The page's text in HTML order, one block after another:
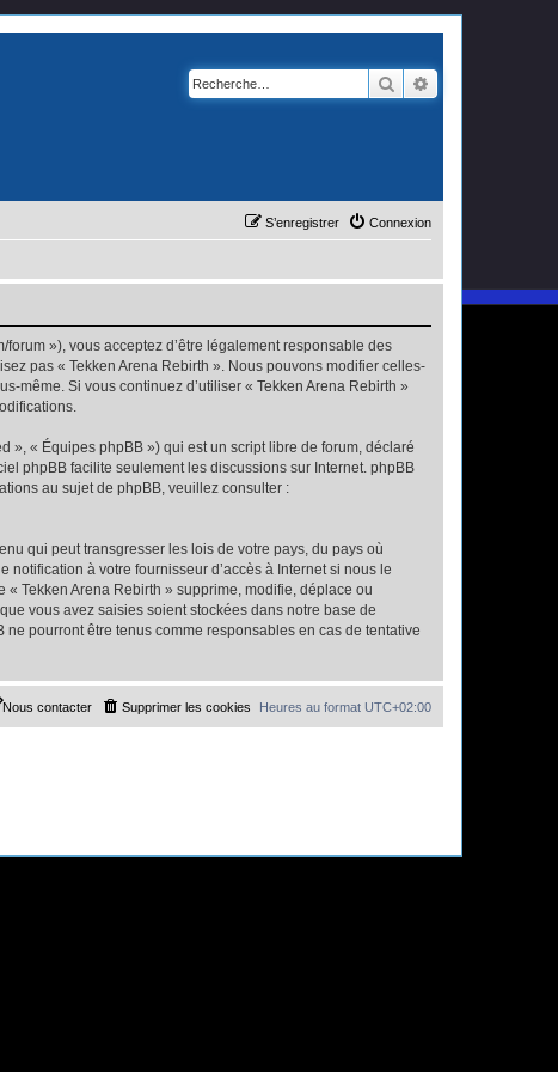
Rechercher
Connexion
S’enregistrer
»), vous acceptez d’être légalement responsable des
pas « Tekken Arena Rebirth ». Nous pouvons modifier celles-
même. Si vous continuez d’utiliser « Tekken Arena Rebirth »
», « Équipes phpBB ») qui est un script libre de forum, déclaré
phpBB facilite seulement les discussions sur Internet. phpBB
au sujet de phpBB, veuillez consulter :
qui peut transgresser les lois de votre pays, du pays où
à votre fournisseur d’accès à Internet si nous le
Tekken Arena Rebirth » supprime, modifie, déplace ou
vous avez saisies soient stockées dans notre base de
pourront être tenus comme responsables en cas de tentative
Heures au format UTC+02:00
Supprimer les cookies
Nous contacter